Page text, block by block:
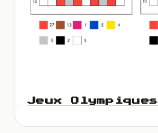
Jeux Olympiques